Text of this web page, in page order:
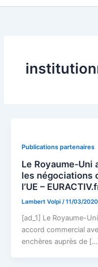
Publications partenaires
Le Royaume-Uni
les négociations
l’UE –
Lambert Volpi /11/03/2020
[ad_1] Le Royaume-
accord commercial
enchères auprès de